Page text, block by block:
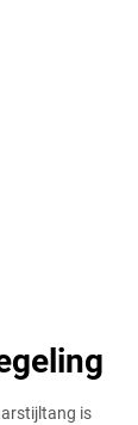
is